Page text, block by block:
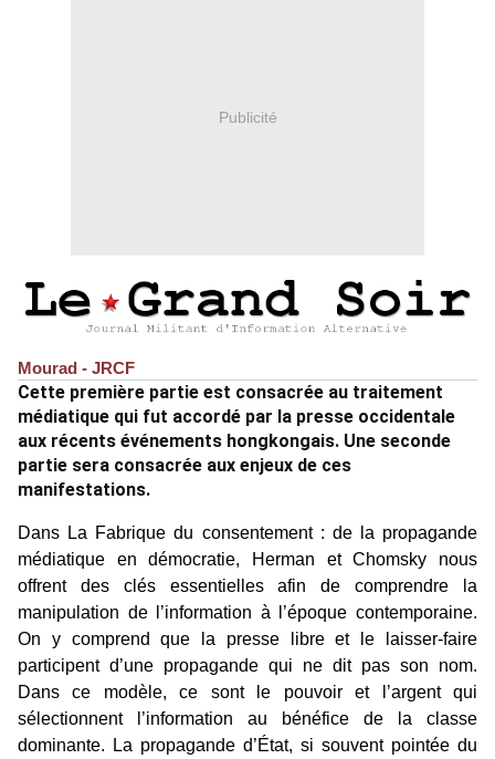
Publicité
Mourad - JRCF
Cette première partie est consacrée au traitement
médiatique qui fut accordé par la presse occidentale
aux récents événements hongkongais. Une seconde
partie sera consacrée aux enjeux de ces
manifestations.
Dans La Fabrique du consentement : de la propagande
médiatique en démocratie, Herman et Chomsky nous
offrent des clés essentielles afin de comprendre la
manipulation de l’information à l’époque contemporaine.
On y comprend que la presse libre et le laisser-faire
participent d’une propagande qui ne dit pas son nom.
Dans ce modèle, ce sont le pouvoir et l’argent qui
sélectionnent l’information au bénéfice de la classe
dominante. La propagande d’État, si souvent pointée du